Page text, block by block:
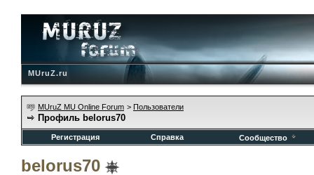
MUruZ.ru
MUruZ MU Online Forum > Пользователи
Профиль belorus70
Регистрация Справка Сообщество
belorus70